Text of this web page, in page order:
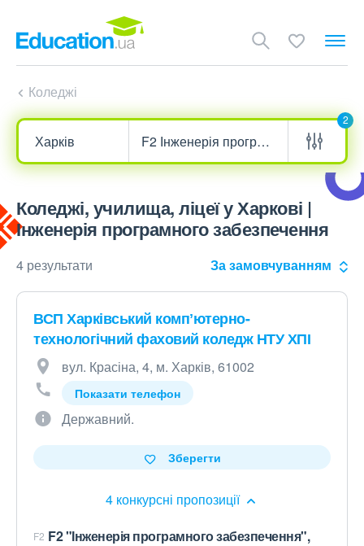
Коледжі
2
Коледжі, училища, ліцеї у Харкові |
Інженерія програмного забезпечення
4 результати За замовчуванням
ВСП Харківський компʼютерно-
технологічний фаховий коледж НТУ ХПІ
вул. Красіна, 4, м. Харків, 61002
Показати телефон
Державний.
4 конкурсні пропозиції
Зберегти
F2 F2 "Інженерія програмного забезпечення",